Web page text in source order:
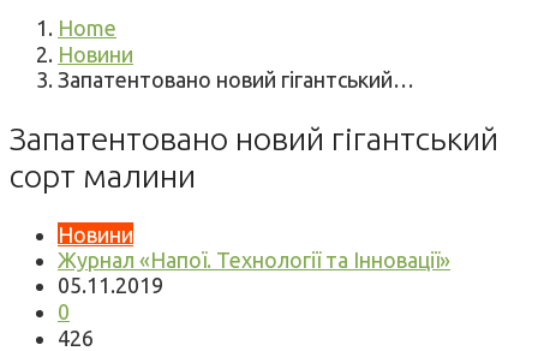
Home
Новини
Запатентовано новий гігантський…
Запатентовано новий гігантський
сорт малини
Новини
Журнал «Напої. Технології та Інновації»
05.11.2019
0
426